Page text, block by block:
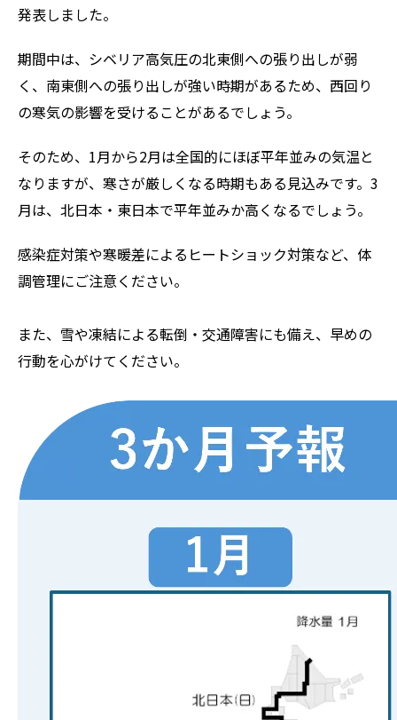
発表しました。
期間中は、シベリア高気圧の北東側への張り出しが弱
く、南東側への張り出しが強い時期があるため、西回り
の寒気の影響を受けることがあるでしょう。
そのため、1月から2月は全国的にほぼ平年並みの気温と
なりますが、寒さが厳しくなる時期もある見込みです。3
月は、北日本・東日本で平年並みか高くなるでしょう。
感染症対策や寒暖差によるヒートショック対策など、体
調管理にご注意ください。
また、雪や凍結による転倒・交通障害にも備え、早めの
行動を心がけてください。